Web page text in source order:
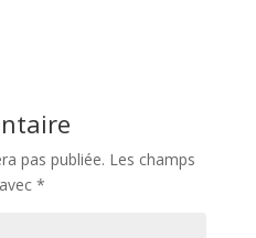
pas publiée. Les champs
*